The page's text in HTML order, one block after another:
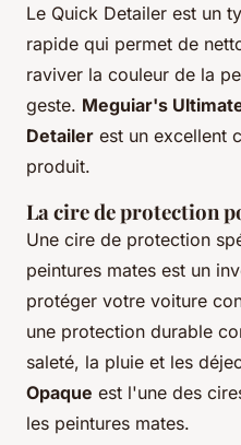
Le Quick Detailer est un
rapide qui permet de
raviver la couleur de la
geste. Meguiar's
Detailer est un excellent
produit.
La cire de protection
Une cire de protection
peintures mates est un
protéger votre voiture
une protection durable
saleté, la pluie et les
Opaque est l'une des
les peintures mates.